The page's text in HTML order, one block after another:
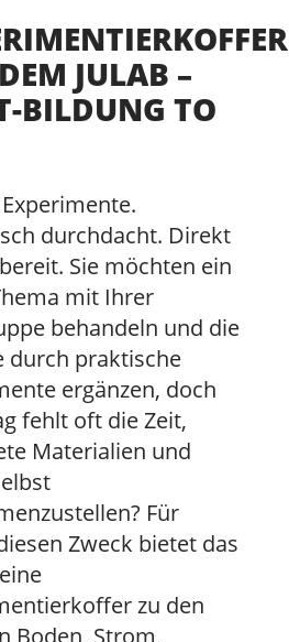
JULAB –
BILDUNG TO
durchdacht. Direkt
Sie möchten ein
mit Ihrer
behandeln und die
durch praktische
ergänzen, doch
fehlt oft die Zeit,
Materialien und
Für
Zweck bietet das
zu den
Boden, Strom,